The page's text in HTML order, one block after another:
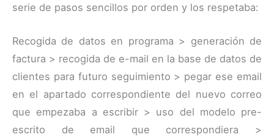
serie de pasos sencillos por orden y los respetaba:
Recogida de datos en programa > generación de
factura > recogida de e-mail en la base de datos de
clientes para futuro seguimiento > pegar ese email
en el apartado correspondiente del nuevo correo
que empezaba a escribir > uso del modelo pre-
escrito de email que correspondiera >